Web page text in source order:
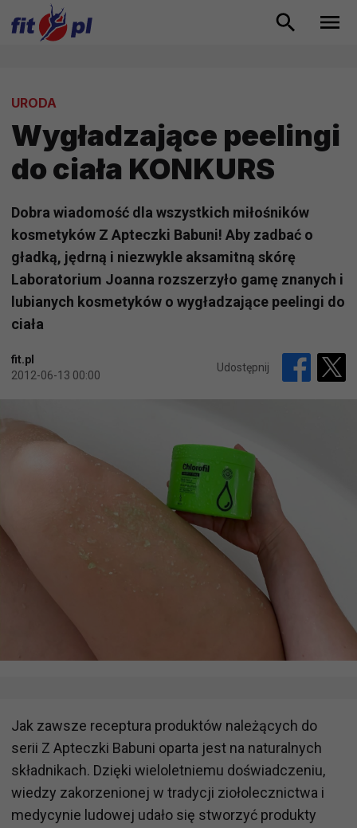
URODA
Wygładzające peelingi
do ciała KONKURS
Dobra wiadomość dla wszystkich miłośników
kosmetyków Z Apteczki Babuni! Aby zadbać o
gładką, jędrną i niezwykle aksamitną skórę
Laboratorium Joanna rozszerzyło gamę znanych i
lubianych kosmetyków o wygładzające peelingi do
ciała
fit.pl
2012-06-13 00:00
Udostępnij
Jak zawsze receptura produktów należących do
serii Z Apteczki Babuni oparta jest na naturalnych
składnikach. Dzięki wieloletniemu doświadczeniu,
wiedzy zakorzenionej w tradycji ziołolecznictwa i
medycynie ludowej udało się stworzyć produkty